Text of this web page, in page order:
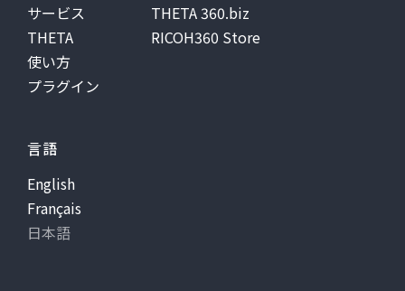
サービス
THETA
使い方
プラグイン
THETA 360.biz
RICOH360 Store
言語
English
Français
日本語